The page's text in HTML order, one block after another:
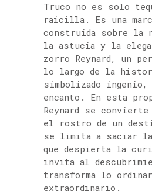
Truco no es solo
raicilla. Es una
construida sobre la
la astucia y la
zorro Reynard, un
lo largo de la
simbolizado
encanto. En esta
Reynard se
el rostro de un
se limita a saciar
que despierta la
invita al
transforma lo
extraordinario.